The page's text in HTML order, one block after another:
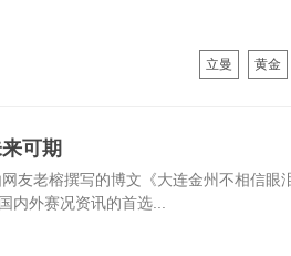
立曼 黄金
可期
友老榕撰写的博文《大连金州不相信眼
内外赛况资讯的首选...